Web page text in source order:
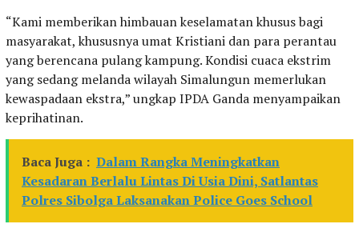
“Kami memberikan himbauan keselamatan khusus bagi
masyarakat, khususnya umat Kristiani dan para perantau
yang berencana pulang kampung. Kondisi cuaca ekstrim
yang sedang melanda wilayah Simalungun memerlukan
kewaspadaan ekstra,” ungkap IPDA Ganda menyampaikan
keprihatinan.
Baca Juga : Dalam Rangka Meningkatkan
Kesadaran Berlalu Lintas Di Usia Dini, Satlantas
Polres Sibolga Laksanakan Police Goes School